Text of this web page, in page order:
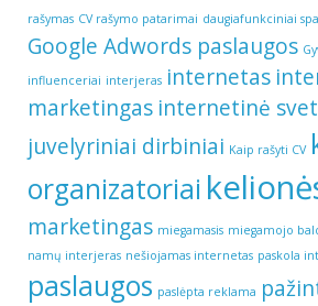
rašymas CV rašymo patarimai daugiafunkciniai
Google Adwords paslaugos
influenceriai interjeras internetas
marketingas internetinė
juvelyriniai dirbiniai Kaip rašyti CV
organizatoriai
marketingas miegamasis miegamojo
namų interjeras nešiojamas internetas paskola
paslaugos paslėpta reklama